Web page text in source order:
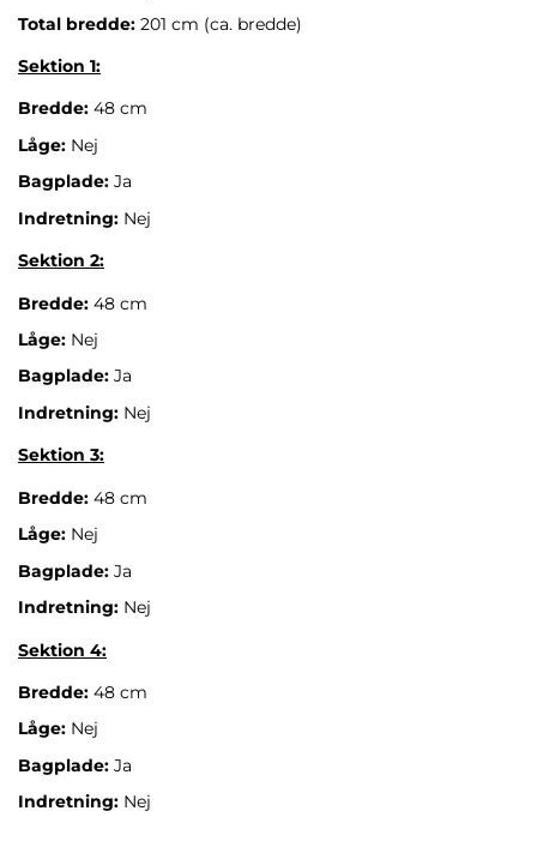
Total bredde: 201 cm (ca. bredde)
Sektion 1:
Bredde: 48 cm
Låge: Nej
Bagplade: Ja
Indretning: Nej
Sektion 2:
Bredde: 48 cm
Låge: Nej
Bagplade: Ja
Indretning: Nej
Sektion 3:
Bredde: 48 cm
Låge: Nej
Bagplade: Ja
Indretning: Nej
Sektion 4:
Bredde: 48 cm
Låge: Nej
Bagplade: Ja
Indretning: Nej